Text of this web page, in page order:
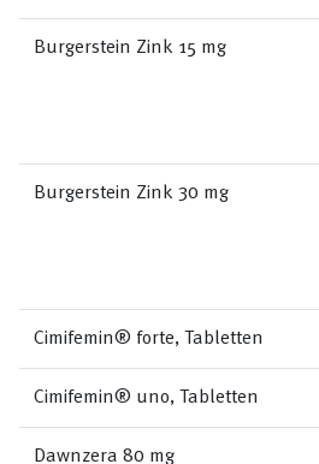
Burgerstein Zink 15 mg
Burgerstein Zink 30 mg
Cimifemin® forte, Tabletten
Cimifemin® uno, Tabletten
Dawnzera 80 mg